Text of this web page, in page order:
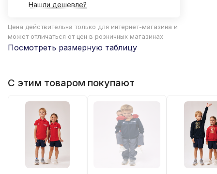
Нашли дешевле?
Цена действительна только для интернет-магазина и
может отличаться от цен в розничных магазинах
Посмотреть размерную таблицу
С этим товаром покупают